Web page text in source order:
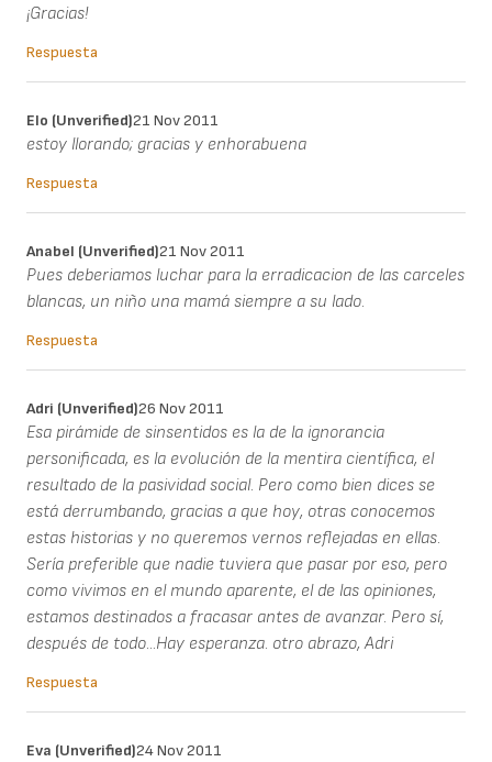
¡Gracias!
Respuesta
Elo (unverified)21 Nov 2011
estoy llorando; gracias y enhorabuena
Respuesta
Anabel (unverified)21 Nov 2011
Pues deberiamos luchar para la erradicacion de las carceles
blancas, un niño una mamá siempre a su lado.
Respuesta
Adri (unverified)26 Nov 2011
Esa pirámide de sinsentidos es la de la ignorancia
personificada, es la evolución de la mentira científica, el
resultado de la pasividad social. Pero como bien dices se
está derrumbando, gracias a que hoy, otras conocemos
estas historias y no queremos vernos reflejadas en ellas.
Sería preferible que nadie tuviera que pasar por eso, pero
como vivimos en el mundo aparente, el de las opiniones,
estamos destinados a fracasar antes de avanzar. Pero sí,
después de todo...Hay esperanza. otro abrazo, Adri
Respuesta
Eva (unverified)24 Nov 2011